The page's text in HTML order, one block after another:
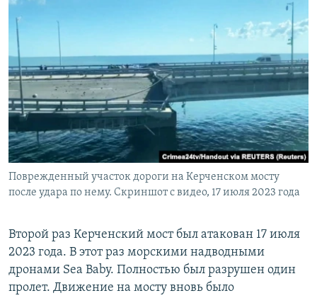
Поврежденный участок дороги на Керченском мосту
после удара по нему. Скриншот с видео, 17 июля 2023 года
Второй раз Керченский мост был атакован 17 июля
2023 года. В этот раз морскими надводными
дронами Sea Baby. Полностью был разрушен один
пролет. Движение на мосту вновь было